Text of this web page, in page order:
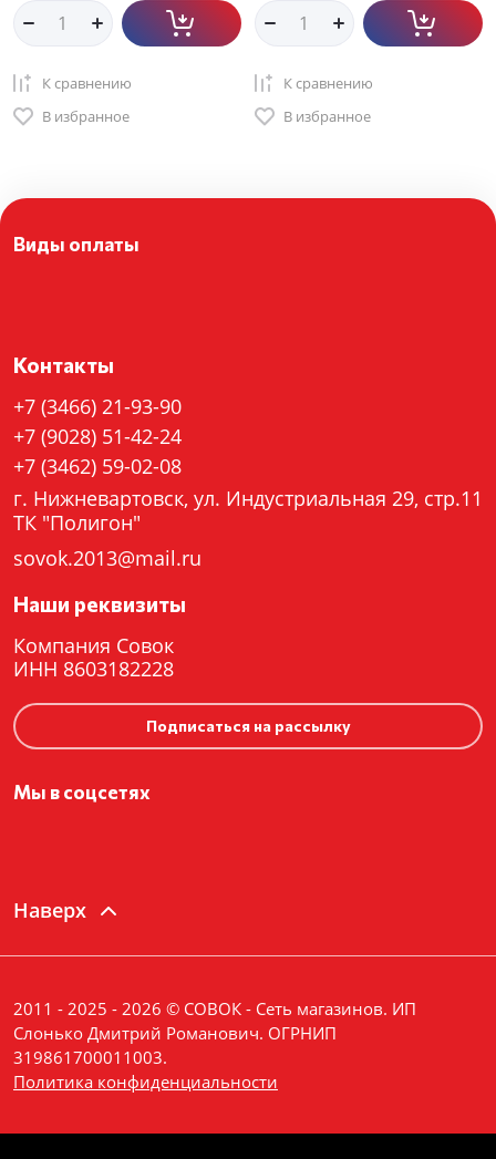
К сравнению
В избранное
К сравнению
В избранное
Контакты
+7 (3466) 21-93-90
+7 (9028) 51-42-24
+7 (3462) 59-02-08
г. Нижневартовск, ул. Индустриальная 29, стр.11
ТК "Полигон"
sovok.2013@mail.ru
Наши реквизиты
Компания Совок
ИНН 8603182228
Подписаться на рассылку
Мы в соцсетях
Виды оплаты
Наверх
2011 - 2025 - 2026 © СОВОК - Сеть магазинов. ИП
Слонько Дмитрий Романович. ОГРНИП
319861700011003.
Политика конфиденциальности